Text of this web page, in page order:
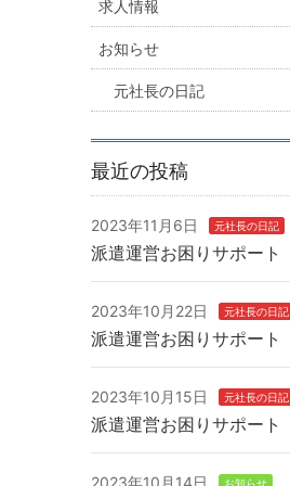
求人情報
お知らせ
元社長の日記
最近の投稿
2023年11月6日 元社長の日記
派遣運営お困りサポート
2023年10月22日 元社長の日記
派遣運営お困りサポート
2023年10月15日 元社長の日記
派遣運営お困りサポート
2023年10月14日 お知らせ